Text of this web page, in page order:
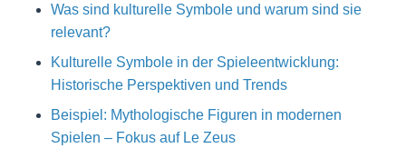
Was sind kulturelle Symbole und warum sind sie
relevant?
Kulturelle Symbole in der Spieleentwicklung:
Historische Perspektiven und Trends
Beispiel: Mythologische Figuren in modernen
Spielen – Fokus auf Le Zeus